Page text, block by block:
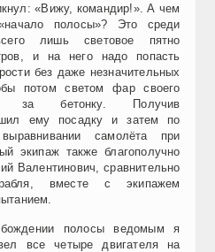
«Вижу, командир!». А чем
полосы»? Это среди
лишь световое пятно
и на него надо попасть
без даже незначительных
потом светом фар своего
за бетонку. Получив
ему посадку и затем по
самолёта при
экипаж также благополучно
Валентинович, сравнительно
вместе с экипажем
полосы ведомым я
все четыре двигателя на